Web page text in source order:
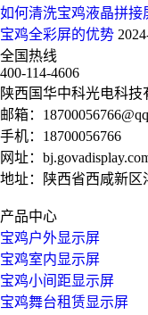
如何清洗宝鸡液晶拼接
宝鸡全彩屏的优势
全国热线
400-114-4606
陕西国华中科光电科技
邮箱：
手机： 18700056766
网址：
地址：陕西省西咸新区
产品中心
宝鸡户外显示屏
宝鸡室内显示屏
宝鸡小间距显示屏
宝鸡舞台租赁显示屏